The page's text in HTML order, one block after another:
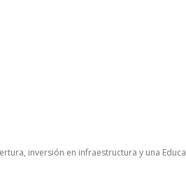
inversión en infraestructura y una